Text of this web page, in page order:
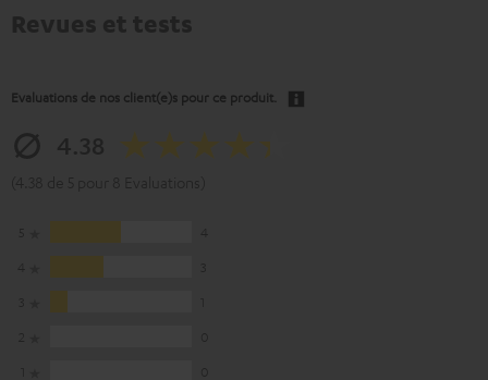
Evaluations de nos client(e)s pour ce produit.